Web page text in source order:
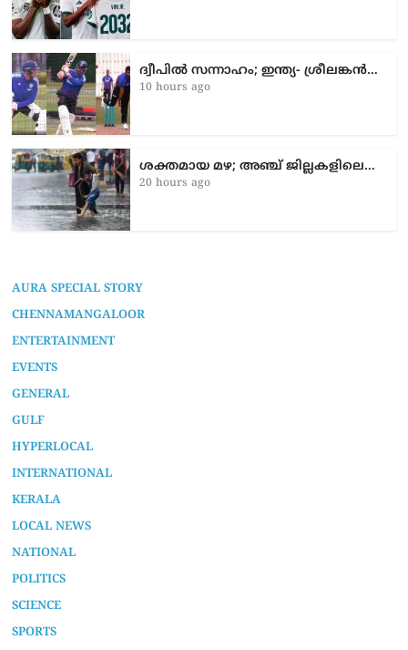
ദ്വീപിൽ സന്നാഹം; ഇന്ത്യ- ശ്രീലങ്കൻ…
10 hours ago
ശക്തമായ മഴ; അഞ്ച് ജില്ലകളിലെ…
20 hours ago
AURA SPECIAL STORY
CHENNAMANGALOOR
ENTERTAINMENT
EVENTS
GENERAL
GULF
HYPERLOCAL
INTERNATIONAL
KERALA
LOCAL NEWS
NATIONAL
POLITICS
SCIENCE
SPORTS